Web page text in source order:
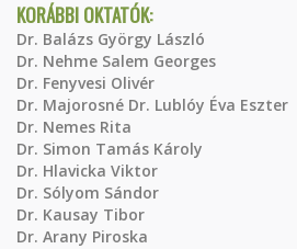
KORÁBBI OKTATÓK:
Dr. Balázs György László
Dr. Nehme Salem Georges
Dr. Fenyvesi Olivér
Dr. Majorosné Dr. Lublóy Éva Eszter
Dr. Nemes Rita
Dr. Simon Tamás Károly
Dr. Hlavicka Viktor
Dr. Sólyom Sándor
Dr. Kausay Tibor
Dr. Arany Piroska